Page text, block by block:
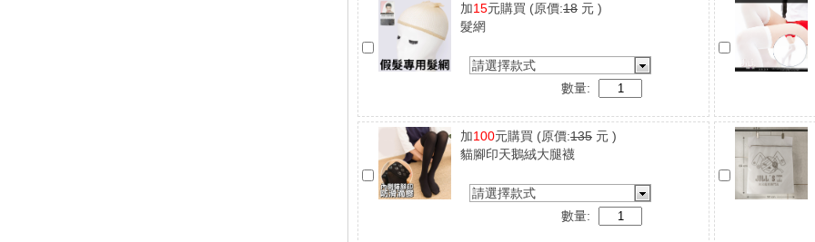
加15元購買 (原價:18 元 )
髮網
請選擇款式
數量:
加100元購買 (原價:135 元 )
貓腳印天鵝絨大腿襪
請選擇款式
數量: